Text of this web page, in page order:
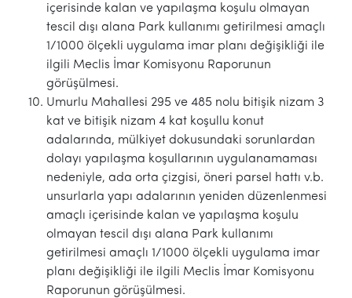
içerisinde kalan ve yapılaşma koşulu olmayan
tescil dışı alana Park kullanımı getirilmesi amaçlı
1/1000 ölçekli uygulama imar planı değişikliği ile
ilgili Meclis İmar Komisyonu Raporunun
görüşülmesi.
Umurlu Mahallesi 295 ve 485 nolu bitişik nizam 3
kat ve bitişik nizam 4 kat koşullu konut
adalarında, mülkiyet dokusundaki sorunlardan
dolayı yapılaşma koşullarının uygulanamaması
nedeniyle, ada orta çizgisi, öneri parsel hattı v.b.
unsurlarla yapı adalarının yeniden düzenlenmesi
amaçlı içerisinde kalan ve yapılaşma koşulu
olmayan tescil dışı alana Park kullanımı
getirilmesi amaçlı 1/1000 ölçekli uygulama imar
planı değişikliği ile ilgili Meclis İmar Komisyonu
Raporunun görüşülmesi.